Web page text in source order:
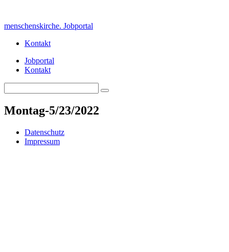
content
menschenskirche. Jobportal
Kontakt
Jobportal
Kontakt
for:
Search
Montag-5/23/2022
Datenschutz
Impressum